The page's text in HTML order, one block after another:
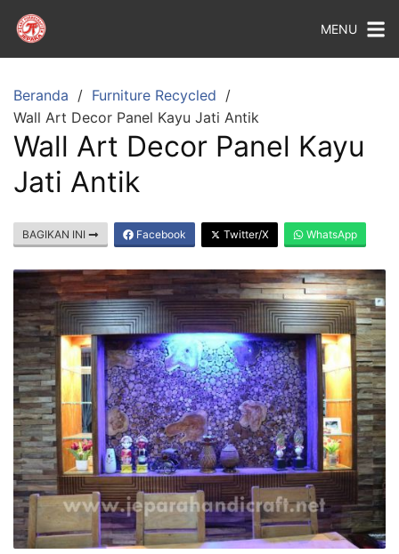
MENU
Beranda
Furniture Recycled
Wall Art Decor Panel Kayu Jati Antik
Wall Art Decor Panel Kayu
Jati Antik
BAGIKAN INI Facebook Twitter/X WhatsApp